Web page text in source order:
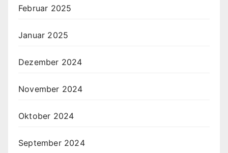
Februar 2025
Januar 2025
Dezember 2024
November 2024
Oktober 2024
September 2024